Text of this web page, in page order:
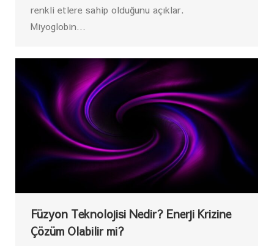
renkli etlere sahip olduğunu açıklar.
Miyoglobin…
Füzyon Teknolojisi Nedir? Enerji Krizine
Çözüm Olabilir mi?